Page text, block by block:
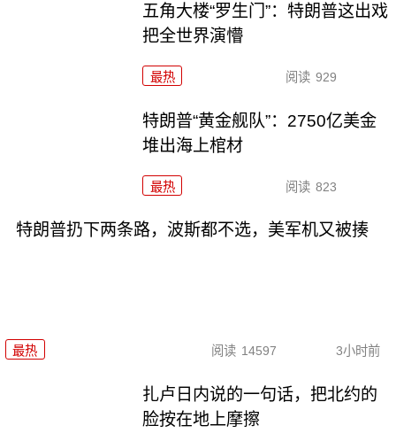
五角大楼“罗生门”：特朗普这出戏
把全世界演懵
最热 阅读 929
特朗普“黄金舰队”：2750亿美金
堆出海上棺材
最热 阅读 823
特朗普扔下两条路，波斯都不选，美军机又被揍
最热 阅读 14597 3小时前
扎卢日内说的一句话，把北约的
脸按在地上摩擦